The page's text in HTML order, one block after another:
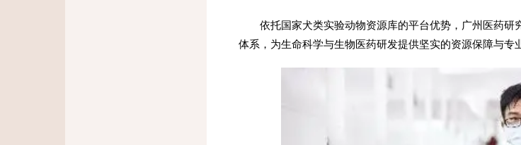
依托国家犬类实验动物资源库的平台优势，广州医药
体系，为生命科学与生物医药研发提供坚实的资源保障与专